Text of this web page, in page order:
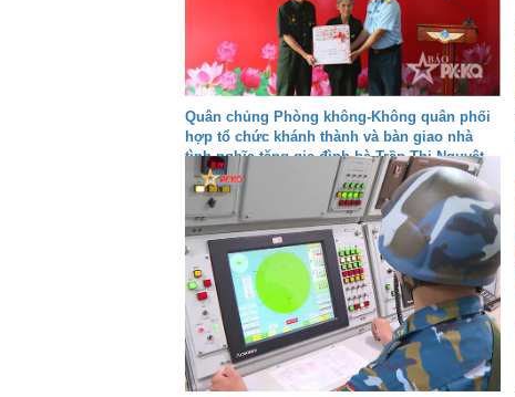
Quân chủng Phòng không-Không quân phối
hợp tổ chức khánh thành và bàn giao nhà
tình nghĩa tặng gia đình bà Trần Thị Nguyệt